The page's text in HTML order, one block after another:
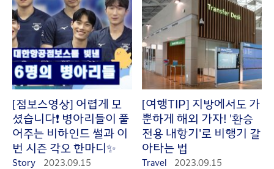
[점보스영상] 어렵게 모
셨습니다❗ 병아리들이 풀
어주는 비하인드 썰과 이
번 시즌 각오 한마디✨
Story 2023.09.15
[여행TIP] 지방에서도 가
뿐하게 해외 가자! '환승
전용 내항기'로 비행기 갈
아타는 법
Travel 2023.09.15